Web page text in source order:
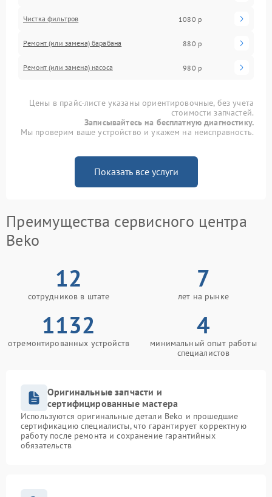
Чистка фильтров 1080 р
Ремонт (или замена) барабана 880 р
Ремонт (или замена) насоса 980 р
Цены в прайс-листе указаны ориентировочные, без учета
стоимости запчастей.
Записывайтесь на бесплатную диагностику.
Мы проверим ваше устройство и укажем на неисправность.
Показать все услуги
Преимущества сервисного центра
Beko
12
сотрудников в штате
7
лет на рынке
1132
отремонтированных устройств
4
минимальный опыт работы
специалистов
Оригинальные запчасти и
сертифицированные мастера
Используются оригинальные детали Beko и прошедшие
сертификацию специалисты, что гарантирует корректную
работу после ремонта и сохранение гарантийных
обязательств